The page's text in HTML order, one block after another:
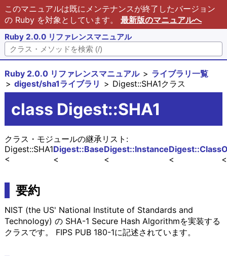
このマニュアルは既にメンテナンスが終了したバージョン
の Ruby を対象としています。 最新版のマニュアルへ
Ruby 2.0.0 リファレンスマニュアル
Ruby 2.0.0 リファレンスマニュアル
ライブラリ一覧
digest/sha1ライブラリ
Digest::SHA1クラス
class Digest::SHA1
クラス・モジュールの継承リスト:
Digest::Class
Digest::Instance
Digest::Base
Digest::SHA1
要約
NIST (the US' National Institute of Standards and
Technology) の SHA-1 Secure Hash Algorithmを実装する
クラスです。 FIPS PUB 180-1に記述されています。